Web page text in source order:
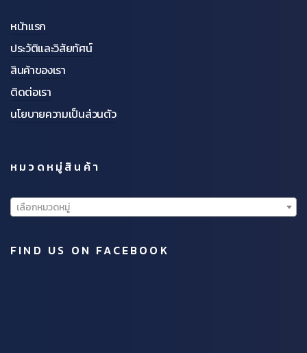
หน้าแรก
ประวัติและวิสัยทัศน์
สินค้าของเรา
ติดต่อเรา
นโยบายความเป็นส่วนตัว
หมวดหมู่สินค้า
เลือกหมวดหมู่
FIND US ON FACEBOOK